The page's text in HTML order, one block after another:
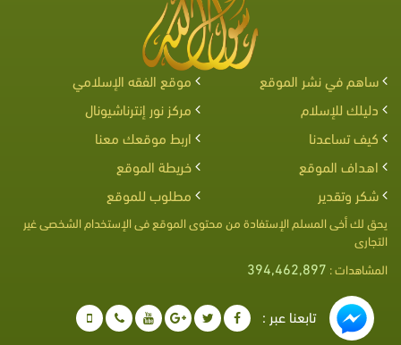
ساهم في نشر الموقع
موقع الفقه الإسلامي
دليلك للإسلام
مركز نور إنترناشيونال
كيف تساعدنا
اربط موقعك معنا
اهداف الموقع
خريطة الموقع
شكر وتقدير
مطلوب للموقع
يحق لك أخى المسلم الإستفادة من محتوى الموقع فى الإستخدام الشخصى غير
التجارى
المشاهدات : 394,462,897
تابعنا عبر :